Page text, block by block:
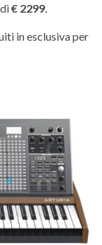
€ 2299
in esclusiva per